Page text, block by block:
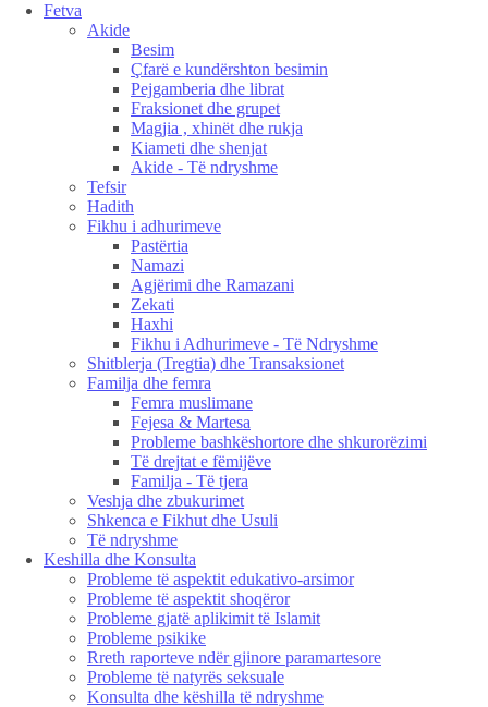
Fetva
Akide
Besim
Çfarë e kundërshton besimin
Pejgamberia dhe librat
Fraksionet dhe grupet
Magjia , xhinët dhe rukja
Kiameti dhe shenjat
Akide - Të ndryshme
Tefsir
Hadith
Fikhu i adhurimeve
Pastërtia
Namazi
Agjërimi dhe Ramazani
Zekati
Haxhi
Fikhu i Adhurimeve - Të Ndryshme
Shitblerja (Tregtia) dhe Transaksionet
Familja dhe femra
Femra muslimane
Fejesa & Martesa
Probleme bashkëshortore dhe shkurorëzimi
Të drejtat e fëmijëve
Familja - Të tjera
Veshja dhe zbukurimet
Shkenca e Fikhut dhe Usuli
Të ndryshme
Keshilla dhe Konsulta
Probleme të aspektit edukativo-arsimor
Probleme të aspektit shoqëror
Probleme gjatë aplikimit të Islamit
Probleme psikike
Rreth raporteve ndër gjinore paramartesore
Probleme të natyrës seksuale
Konsulta dhe këshilla të ndryshme